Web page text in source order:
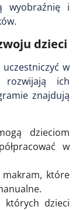
wyobraźnię i
dzieci
w
rozwijają ich
znajdują
dzieciom
w
które
których dzieci